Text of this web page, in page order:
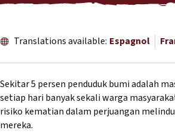
Qui nous sommes
Publications et ressources
Publications et ressources
Translations available: Espagnol
Sekitar 5 persen penduduk bumi adalah
setiap hari banyak sekali warga
risiko kematian dalam perjuangan
mereka.